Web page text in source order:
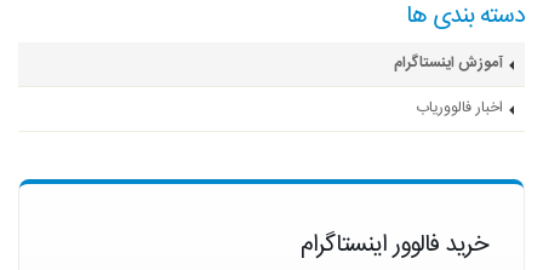
دسته بندی ها
آموزش اینستاگرام
اخبار فالووریاب
خرید فالوور اینستاگرام